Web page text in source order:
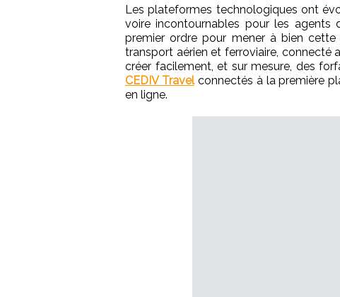
Les plateformes technologiques ont
voire incontournables pour les agents
premier ordre pour mener à bien cette
transport aérien et ferroviaire, connecté
créer facilement, et sur mesure, des
CEDIV Travelconnectés à la première
en ligne.